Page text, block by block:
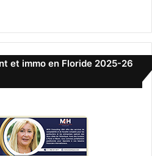
et immo en Floride 2025-26